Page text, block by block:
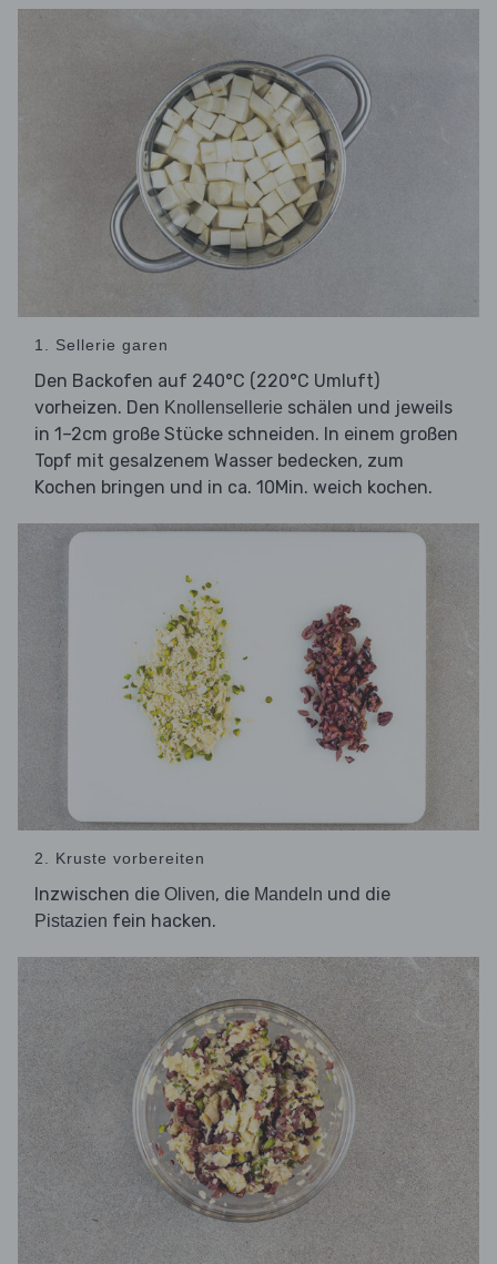
1. Sellerie garen
Den Backofen auf 240°C (220°C Umluft)
vorheizen. Den Knollensellerie schälen und jeweils
in 1–2cm große Stücke schneiden. In einem großen
Topf mit gesalzenem Wasser bedecken, zum
Kochen bringen und in ca. 10Min. weich kochen.
2. Kruste vorbereiten
Inzwischen die Oliven, die Mandeln und die
Pistazien fein hacken.